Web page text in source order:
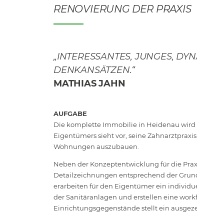
RENOVIERUNG DER PRAXIS
„INTERESSANTES, JUNGES,
DENKANSÄTZEN.“
MATHIAS JAHN
AUFGABE
Die komplette Immobilie in Heidenau
Eigentümers sieht vor, seine
Wohnungen auszubauen.
Neben der Konzeptentwicklung für die
Detailzeichnungen entsprechend der
erarbeiten für den Eigentümer ein
der Sanitäranlagen und erstellen eine
Einrichtungsgegenstände stellt ein